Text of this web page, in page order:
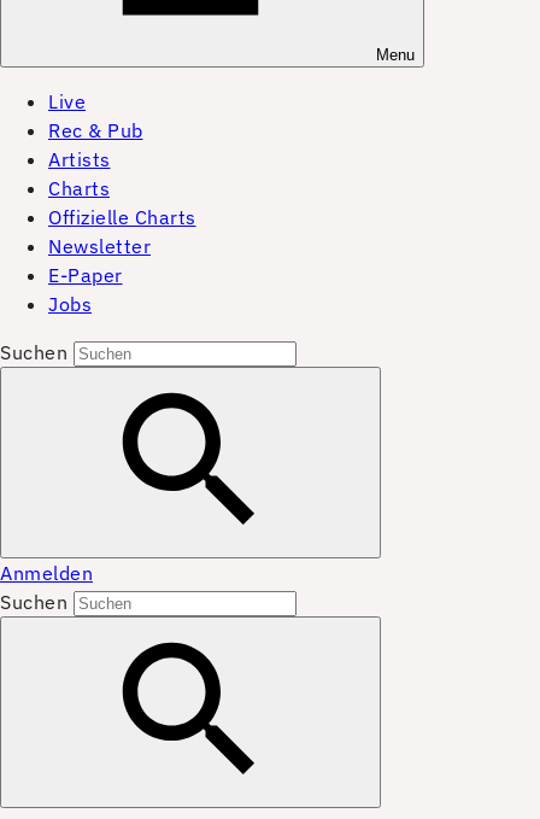
Menu
Live
Rec & Pub
Artists
Charts
Offizielle Charts
Newsletter
E-Paper
Jobs
Suchen
Anmelden
Suchen